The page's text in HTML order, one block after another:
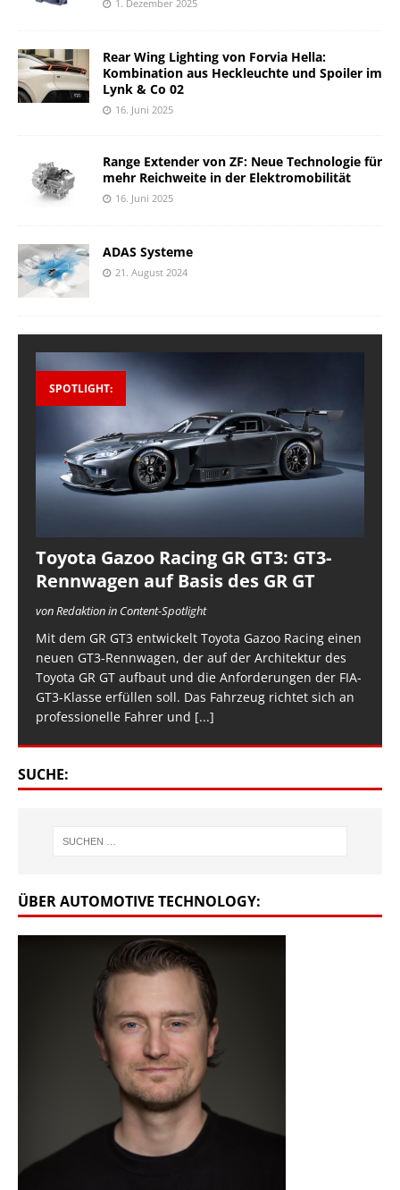
1. Dezember 2025
Rear Wing Lighting von Forvia Hella:
Kombination aus Heckleuchte und Spoiler im
Lynk & Co 02
16. Juni 2025
Range Extender von ZF: Neue Technologie für
mehr Reichweite in der Elektromobilität
16. Juni 2025
ADAS Systeme
21. August 2024
SPOTLIGHT:
Toyota Gazoo Racing GR GT3: GT3-
Rennwagen auf Basis des GR GT
von Redaktion in Content-Spotlight
Mit dem GR GT3 entwickelt Toyota Gazoo Racing einen
neuen GT3-Rennwagen, der auf der Architektur des
Toyota GR GT aufbaut und die Anforderungen der FIA-
GT3-Klasse erfüllen soll. Das Fahrzeug richtet sich an
professionelle Fahrer und [...]
SUCHE:
ÜBER AUTOMOTIVE TECHNOLOGY: